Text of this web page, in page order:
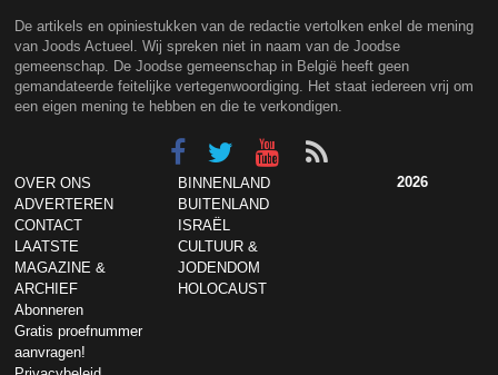
De artikels en opiniestukken van de redactie vertolken enkel de mening
van Joods Actueel. Wij spreken niet in naam van de Joodse
gemeenschap. De Joodse gemeenschap in België heeft geen
gemandateerde feitelijke vertegenwoordiging. Het staat iedereen vrij om
een eigen mening te hebben en die te verkondigen.
OVER ONS
ADVERTEREN
CONTACT
LAATSTE
MAGAZINE &
ARCHIEF
Abonneren
Gratis proefnummer
aanvragen!
BINNENLAND
BUITENLAND
ISRAËL
CULTUUR &
JODENDOM
HOLOCAUST
2026